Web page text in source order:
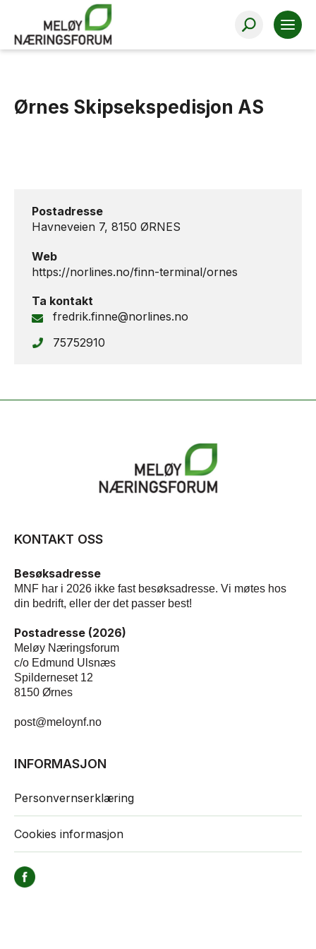
Ørnes Skipsekspedisjon AS
Postadresse
Havneveien 7, 8150 ØRNES
Web
https://norlines.no/finn-terminal/ornes
Ta kontakt
fredrik.finne@norlines.no
75752910
KONTAKT OSS
Besøksadresse
MNF har i 2026 ikke fast besøksadresse. Vi møtes hos
din bedrift, eller der det passer best!
Postadresse (2026)
Meløy Næringsforum
c/o Edmund Ulsnæs
Spilderneset 12
8150 Ørnes
post@meloynf.no
INFORMASJON
Personvernserklæring
Cookies informasjon